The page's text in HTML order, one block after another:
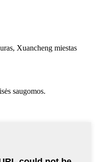
Xuancheng miestas
saugomos.